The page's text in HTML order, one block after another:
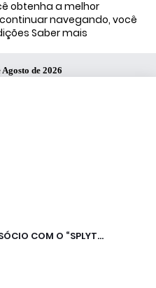
obtenha a melhor
navegando, você
Saber mais
de 2026
COM O “SPLYT
EMPRESARIADO